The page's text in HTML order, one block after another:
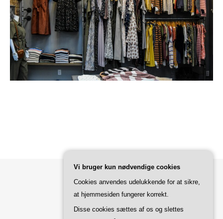
Bard Tema afWP Royal .
Vi bruger kun nødvendige cookies
Cookies anvendes udelukkende for at sikre,
at hjemmesiden fungerer korrekt.
Disse cookies sættes af os og slettes